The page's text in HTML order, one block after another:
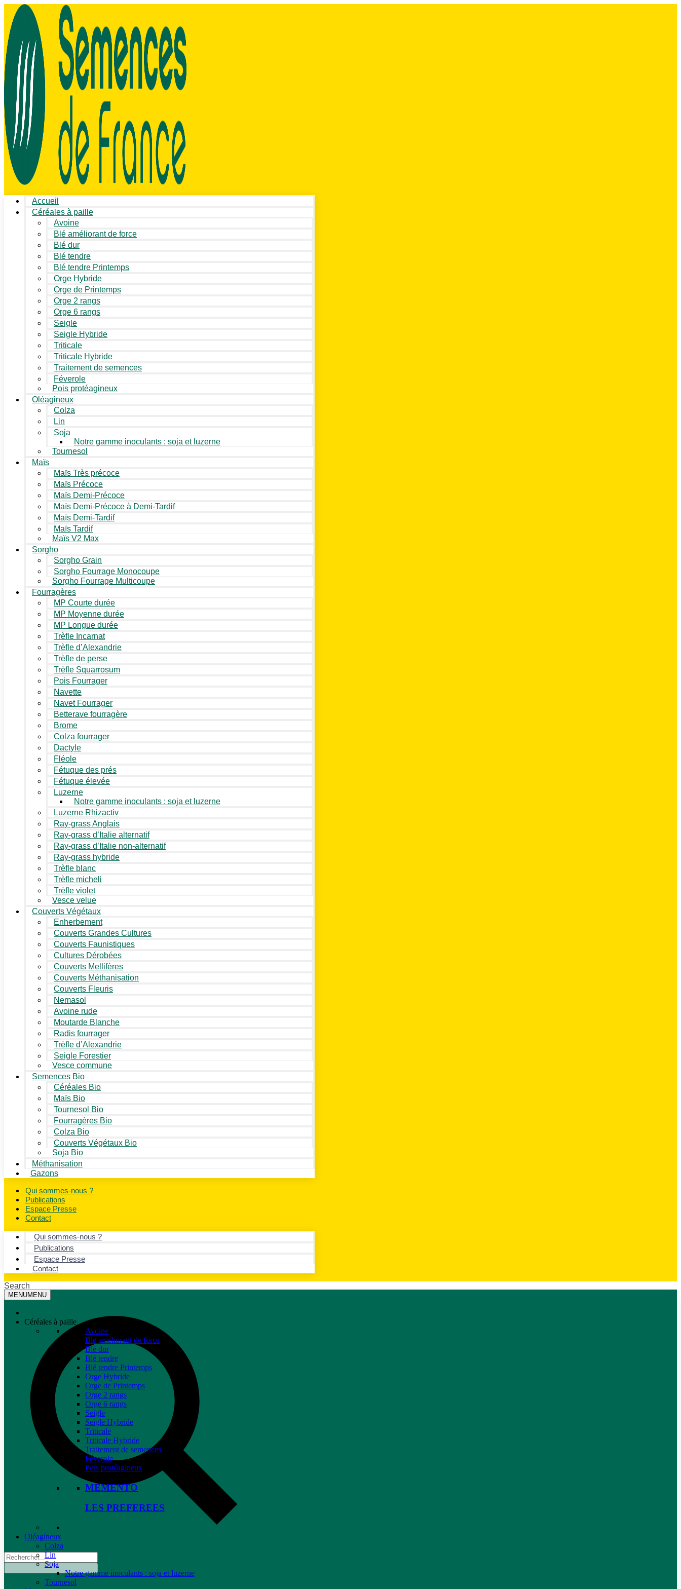
Accueil
Céréales à paille
Avoine
Blé améliorant de force
Blé dur
Blé tendre
Blé tendre Printemps
Orge Hybride
Orge de Printemps
Orge 2 rangs
Orge 6 rangs
Seigle
Seigle Hybride
Triticale
Triticale Hybride
Traitement de semences
Féverole
Pois protéagineux
Oléagineux
Colza
Lin
Soja
Notre gamme inoculants : soja et luzerne
Tournesol
Maïs
Maïs Très précoce
Maïs Précoce
Maïs Demi-Précoce
Maïs Demi-Précoce à Demi-Tardif
Maïs Demi-Tardif
Maïs Tardif
Maïs V2 Max
Sorgho
Sorgho Grain
Sorgho Fourrage Monocoupe
Sorgho Fourrage Multicoupe
Fourragères
MP Courte durée
MP Moyenne durée
MP Longue durée
Trèfle Incarnat
Trèfle d’Alexandrie
Trèfle de perse
Trèfle Squarrosum
Pois Fourrager
Navette
Navet Fourrager
Betterave fourragère
Brome
Colza fourrager
Dactyle
Fléole
Fétuque des prés
Fétuque élevée
Luzerne
Notre gamme inoculants : soja et luzerne
Luzerne Rhizactiv
Ray-grass Anglais
Ray-grass d’Italie alternatif
Ray-grass d’Italie non-alternatif
Ray-grass hybride
Trèfle blanc
Trèfle micheli
Trèfle violet
Vesce velue
Couverts Végétaux
Enherbement
Couverts Grandes Cultures
Couverts Faunistiques
Cultures Dérobées
Couverts Mellifères
Couverts Méthanisation
Couverts Fleuris
Nemasol
Avoine rude
Moutarde Blanche
Radis fourrager
Trèfle d’Alexandrie
Seigle Forestier
Vesce commune
Semences Bio
Céréales Bio
Maïs Bio
Tournesol Bio
Fourragères Bio
Colza Bio
Couverts Végétaux Bio
Soja Bio
Méthanisation
Gazons
Qui sommes-nous ?
Publications
Espace Presse
Contact
Qui sommes-nous ?
Publications
Espace Presse
Contact
Search
MENUMENU
Céréales à paille
Avoine
Blé améliorant de force
Blé dur
Blé tendre
Blé tendre Printemps
Orge Hybride
Orge de Printemps
Orge 2 rangs
Orge 6 rangs
Seigle
Seigle Hybride
Triticale
Triticale Hybride
Traitement de semences
Féverole
Pois protéagineux
MEMENTO
LES PREFEREES
Oléagineux
Colza
Lin
Soja
Notre gamme inoculants : soja et luzerne
Tournesol